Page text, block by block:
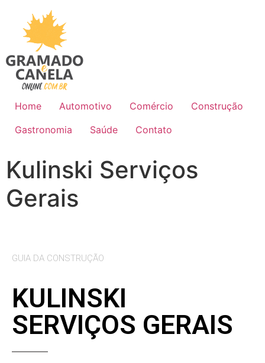
Home Automotivo Comércio
Construção
Gastronomia
Saúde Contato
Kulinski Serviços
Gerais
GUIA DA CONSTRUÇÃO
KULINSKI
SERVIÇOS GERAIS